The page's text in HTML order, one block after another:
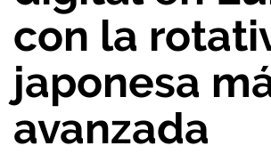
con la
japonesa
avanzada